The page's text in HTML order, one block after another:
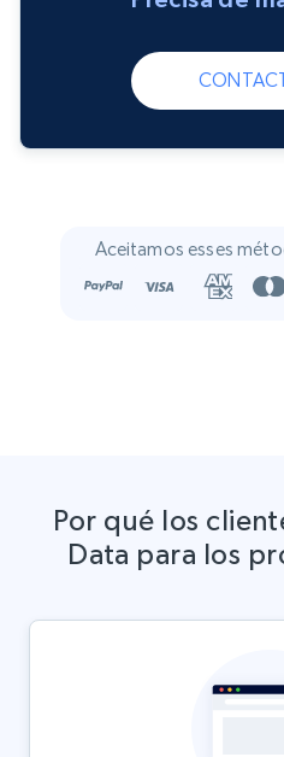
Aceitamos esses
Por qué los
Data para los